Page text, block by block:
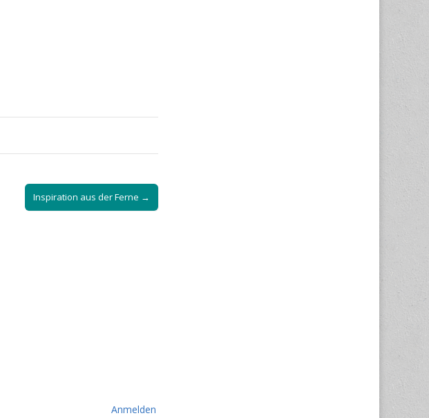
Inspiration aus der Ferne →
Anmelden